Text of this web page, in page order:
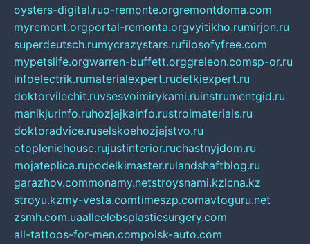
oysters-digital.ruo-remonte.orgremontdoma.com
myremont.orgportal-remonta.orgvyitikho.rumirjon.ru
superdeutsch.rumycrazystars.rufilosofyfree.com
mypetslife.orgwarren-buffett.orggreleon.comsp-or.ru
infoelectrik.rumaterialexpert.rudetkiexpert.ru
doktorvilechit.ruvsesvoimirykami.ruinstrumentgid.ru
manikjurinfo.ruhozjajkainfo.rustroimaterials.ru
doktoradvice.ruselskoehozjajstvo.ru
otopleniehouse.rujustinterior.ruchastnyjdom.ru
mojateplica.rupodelkimaster.rulandshaftblog.ru
garazhov.commonamy.netstroysnami.kzlcna.kz
stroyu.kzmy-vesta.comtimeszp.comavtoguru.net
zsmh.com.uaallcelebsplasticsurgery.com
all-tattoos-for-men.compoisk-auto.com